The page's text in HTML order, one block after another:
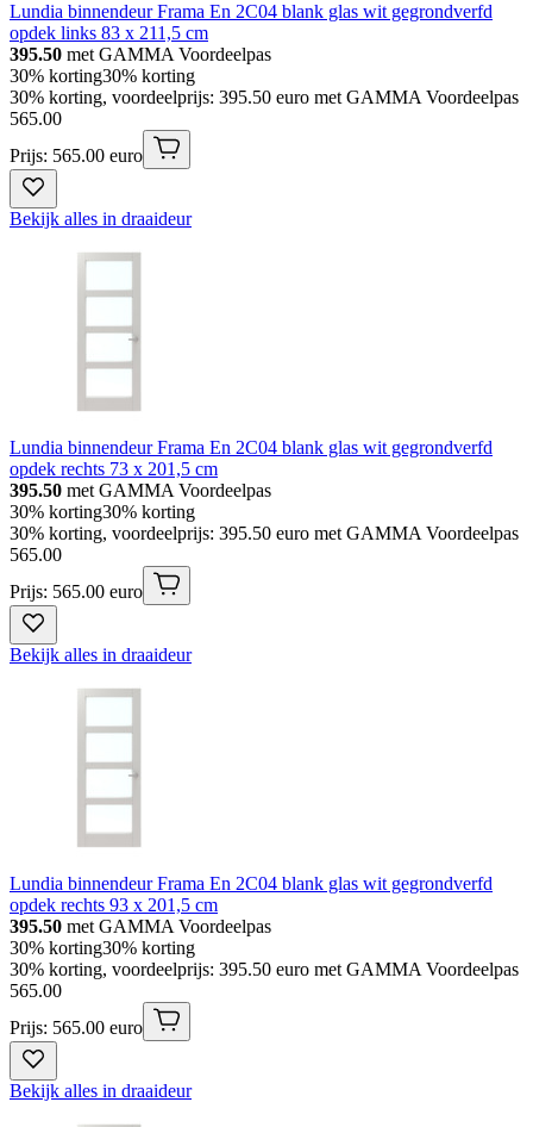
Lundia binnendeur Frama En 2C04 blank glas wit gegrondverfd
opdek links 83 x 211,5 cm
395.50 met GAMMA Voordeelpas
30% korting30% korting
30% korting, voordeelprijs: 395.50 euro met GAMMA Voordeelpas
565.00
Prijs: 565.00 euro
Bekijk alles in draaideur
Lundia binnendeur Frama En 2C04 blank glas wit gegrondverfd
opdek rechts 73 x 201,5 cm
395.50 met GAMMA Voordeelpas
30% korting30% korting
30% korting, voordeelprijs: 395.50 euro met GAMMA Voordeelpas
565.00
Prijs: 565.00 euro
Bekijk alles in draaideur
Lundia binnendeur Frama En 2C04 blank glas wit gegrondverfd
opdek rechts 93 x 201,5 cm
395.50 met GAMMA Voordeelpas
30% korting30% korting
30% korting, voordeelprijs: 395.50 euro met GAMMA Voordeelpas
565.00
Prijs: 565.00 euro
Bekijk alles in draaideur